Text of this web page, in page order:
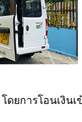
ดยการโอนเงิน